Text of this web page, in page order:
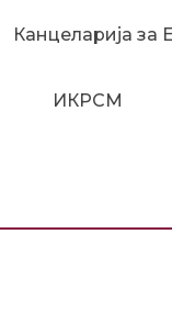
Канцеларија за
ИКРСМ